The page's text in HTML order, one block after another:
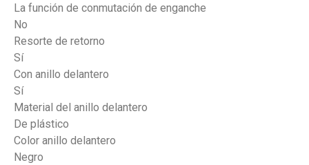
La función de conmutación de enganche
No
Resorte de retorno
Sí
Con anillo delantero
Sí
Material del anillo delantero
De plástico
Color anillo delantero
Negro